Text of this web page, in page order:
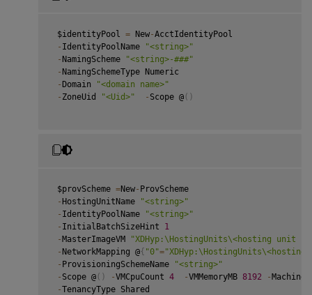
$identityPool = New-AcctIdentityPool
- IdentityPoolName
"<string>"
- NamingScheme
"<string>-###"
- NamingSchemeType Numeric
-Domain
"<domain name>"
- ZoneUid "<Uid>" - Scope @ ( )
$provScheme =New- ProvScheme
-HostingUnitName
"<string>"
- IdentityPoolName
"<string>"
- InitialBatchSizeHint 1
-MasterImageVM
"XDHyp:\HostingUnits\<hosting unit
- NetworkMapping @{ "0"=
- ProvisioningSchemeName
"<string>"
- Scope @ ( ) -VMCpuCount 4 -VMMemoryMB 8192 -
-TenancyType Shared